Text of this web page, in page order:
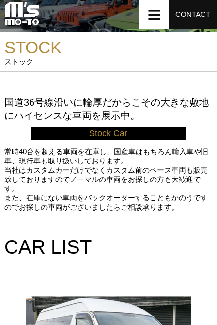
CONTACT
STOCK
ストック
国道36号線沿いに輪厚だからこその大きな敷地
にハイセンスな車両を展示中。
Stock Car
常時40台を超える車両を在庫し、国産車はもちろん輸入車や旧
車、現行車も取り扱いしております。
当社はカスタムカーだけでなくカスタム前のベース車両も販売
致しておりますのでノーマルの車両をお探しの方も大歓迎で
す。
また、在庫にない車両をバックオーダーすることもかのうです
のでお探しの車両がございましたらご相談承ります。
CAR LIST